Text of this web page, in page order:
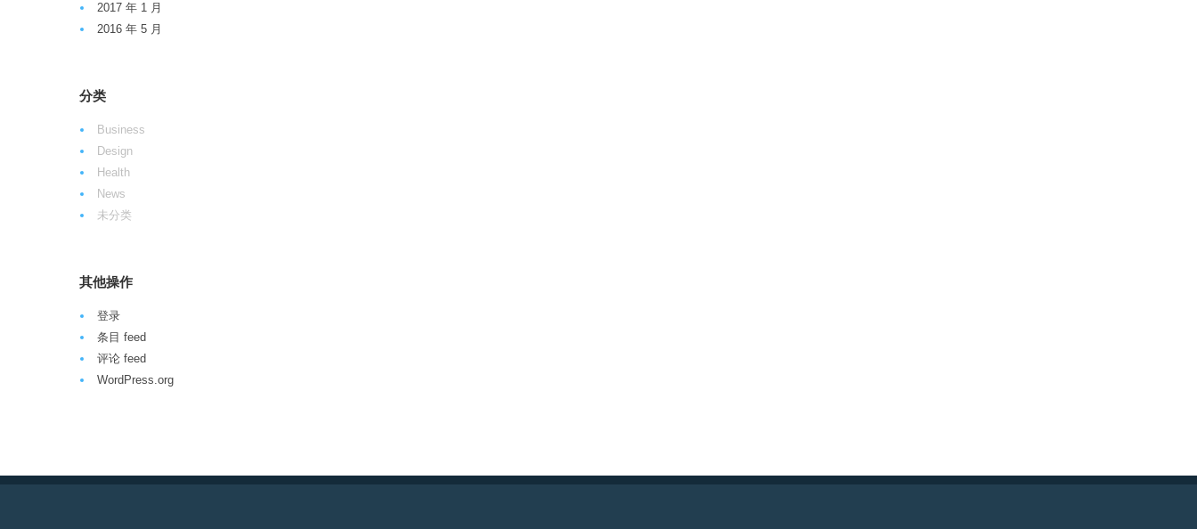
2017 年 1 月
2016 年 5 月
分类
Business
Design
Health
News
未分类
其他操作
登录
条目 feed
评论 feed
WordPress.org